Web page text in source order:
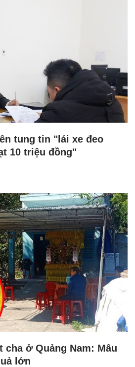
tung tin "lái xe đeo
10 triệu đồng"
cha ở Quảng Nam: Mâu
lớn